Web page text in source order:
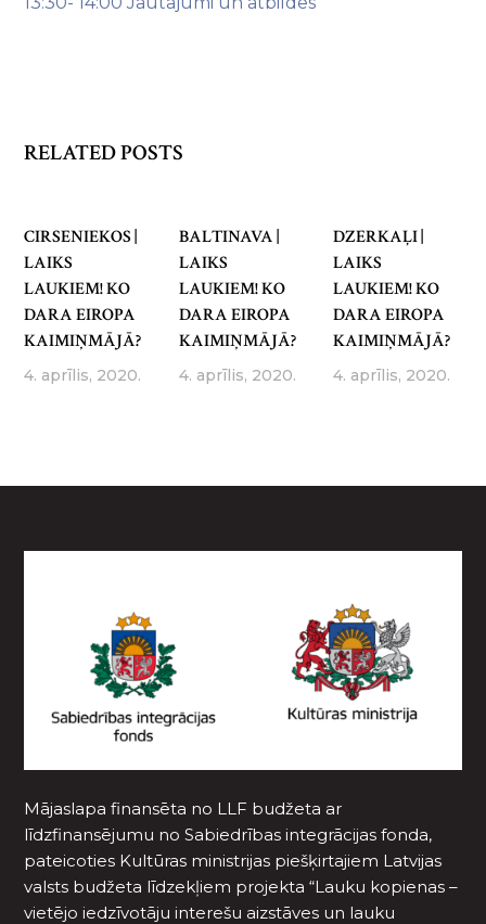
RELATED POSTS
CIRSENIEKOS |
LAIKS
LAUKIEM! KO
DARA EIROPA
KAIMIŅMĀJĀ?
4. aprīlis, 2020.
BALTINAVA |
LAIKS
LAUKIEM! KO
DARA EIROPA
KAIMIŅMĀJĀ?
4. aprīlis, 2020.
DZERKAĻI |
LAIKS
LAUKIEM! KO
DARA EIROPA
KAIMIŅMĀJĀ?
4. aprīlis, 2020.
Mājaslapa finansēta no LLF budžeta ar
līdzfinansējumu no Sabiedrības integrācijas fonda,
pateicoties Kultūras ministrijas piešķirtajiem Latvijas
valsts budžeta līdzekļiem projekta “Lauku kopienas –
vietējo iedzīvotāju interešu aizstāves un lauku